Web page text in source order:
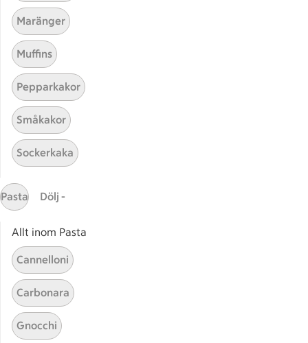
Här hittar du alla goda recept du har sparat och
Sidfot
Start
Få snabbt svar
FAQ
Maränger
Muffins
Pepparkakor
Småkakor
Sockerkaka
Pasta Dölj -
Allt inom Pasta
Cannelloni
Carbonara
Gnocchi